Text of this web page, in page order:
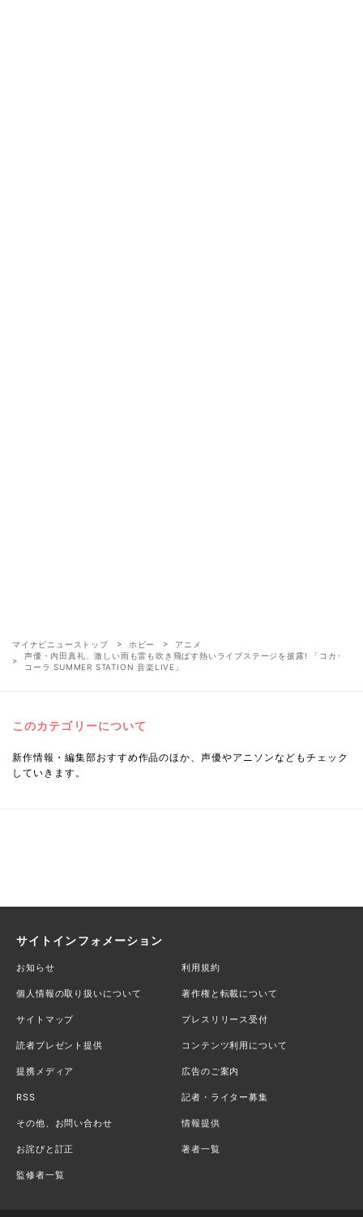
マイナビニューストップ ホビー
アニメ
声優・内田真礼、激しい雨も雷も吹き飛ばす熱いライブステージを披露! 「コカ･
コーラ SUMMER STATION 音楽LIVE」
このカテゴリーについて
新作情報・編集部おすすめ作品のほか、声優やアニソンなどもチェック
していきます。
サイトインフォメーション
お知らせ 利用規約
個人情報の取り扱いについて 著作権と転載について
サイトマップ プレスリリース受付
読者プレゼント提供 コンテンツ利用について
提携メディア 広告のご案内
RSS 記者・ライター募集
その他、お問い合わせ 情報提供
お詫びと訂正 著者一覧
監修者一覧